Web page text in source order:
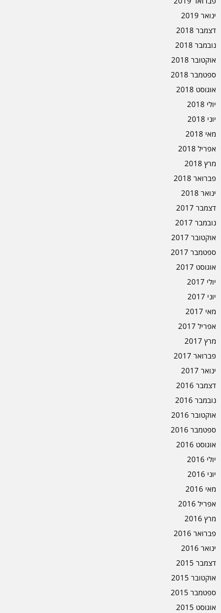
ינואר 2019
דצמבר 2018
נובמבר 2018
אוקטובר 2018
ספטמבר 2018
אוגוסט 2018
יולי 2018
יוני 2018
מאי 2018
אפריל 2018
מרץ 2018
פברואר 2018
ינואר 2018
דצמבר 2017
נובמבר 2017
אוקטובר 2017
ספטמבר 2017
אוגוסט 2017
יולי 2017
יוני 2017
מאי 2017
אפריל 2017
מרץ 2017
פברואר 2017
ינואר 2017
דצמבר 2016
נובמבר 2016
אוקטובר 2016
ספטמבר 2016
אוגוסט 2016
יולי 2016
יוני 2016
מאי 2016
אפריל 2016
מרץ 2016
פברואר 2016
ינואר 2016
דצמבר 2015
אוקטובר 2015
ספטמבר 2015
אוגוסט 2015